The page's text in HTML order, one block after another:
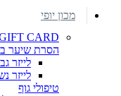
מכון יופי
CARD
הסרת שיער
לייזר
לייזר
טיפולי גוף